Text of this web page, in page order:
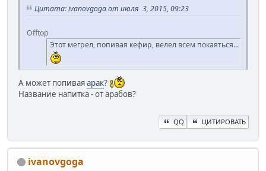
Цитата: ivanovgoga от июля 3, 2015, 09:23
Offtop
Этот мегрел, попивая кефир, велел всем покаяться...
А может попиваяарак?
Название напитка - от арабов?
QQ ЦИТИРОВАТЬ
ivanovgoga